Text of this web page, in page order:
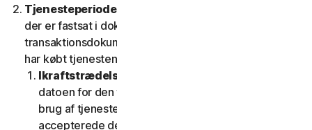
Tjenesteperiode.
der er fastsat i dokumentationen eller i den gældende
transaktionsdokumentation fra den udbyder, som du
har købt tjenesten hos.
Ikraftstrædelsesdato.
datoen for den første installation af softwaren eller
brug af tjenesten; eller (b) datoen, hvor du
accepterede denne LSA; eller (c) den dato, hvor du